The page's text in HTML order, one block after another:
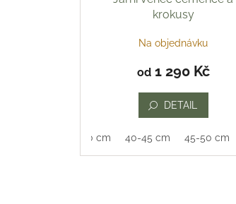
krokusy
Na objednávku
od1 290 Kč
DETAIL
35-40 cm 40-45 cm 45-50 cm